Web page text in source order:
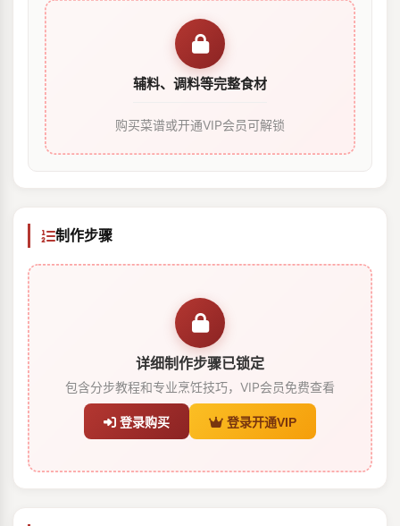
辅料、调料等完整食材
购买菜谱或开通VIP会员可解锁
制作步骤
详细制作步骤已锁定
包含分步教程和专业烹饪技巧，VIP会员免费查看
登录购买 登录开通VIP